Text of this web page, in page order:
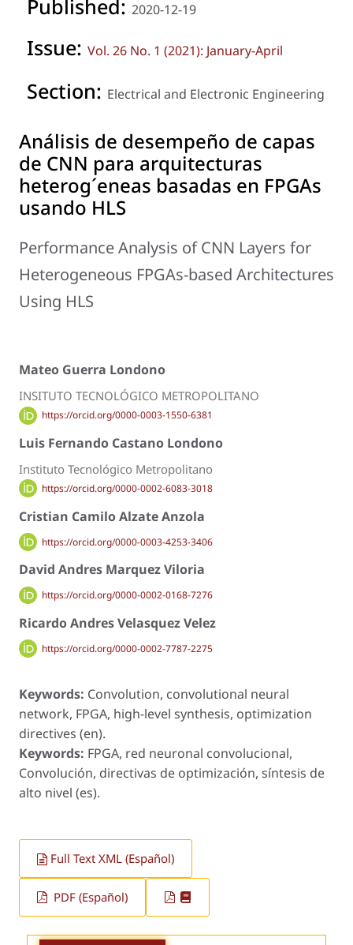
Published: 2020-12-19
Issue: Vol. 26 No. 1 (2021): January-April
Section: Electrical and Electronic Engineering
Análisis de desempeño de capas
de CNN para arquitecturas
heterog´eneas basadas en FPGAs
usando HLS
Performance Analysis of CNN Layers for
Heterogeneous FPGAs-based Architectures
Using HLS
Mateo Guerra Londono
INSITUTO TECNOLÓGICO METROPOLITANO
https://orcid.org/0000-0003-1550-6381
Luis Fernando Castano Londono
Instituto Tecnológico Metropolitano
https://orcid.org/0000-0002-6083-3018
Cristian Camilo Alzate Anzola
https://orcid.org/0000-0003-4253-3406
David Andres Marquez Viloria
https://orcid.org/0000-0002-0168-7276
Ricardo Andres Velasquez Velez
https://orcid.org/0000-0002-7787-2275
Keywords: Convolution, convolutional neural
network, FPGA, high-level synthesis, optimization
directives (en).
Keywords: FPGA, red neuronal convolucional,
Convolución, directivas de optimización, síntesis de
alto nivel (es).
Full Text XML (Español)
PDF (Español)